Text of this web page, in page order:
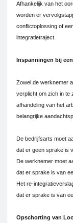
Afhankelijk van het
worden er
conflictoplossing of
integratietraject.
Inspanningen bij
Zowel de werknemer
verplicht om zich in te
afhandeling van het
belangrijke
De bedrijfsarts moet
dat er geen sprake is
De werknemer moet
dat er sprake is van
Het re-
dat er sprake is van
Opschorting van